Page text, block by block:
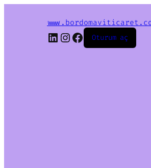
LinkedIn
Instagram
Facebook
Oturum aç